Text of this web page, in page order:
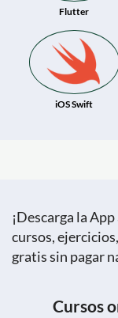
Flutter
iOS Swift
¡Descarga la
cursos,
gratis sin pagar
Cursos